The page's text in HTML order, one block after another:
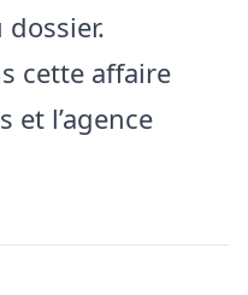
cette affaire
et l’agence